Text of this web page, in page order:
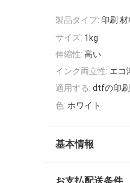
製品タイプ: 印刷 材
サイズ: 1kg
伸縮性: 高い
インク両立性: エコ
適用する: dtfの印刷
色: ホワイト
基本情報